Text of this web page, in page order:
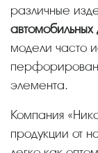
различные
автомобильных
модели часто
элемента.
Компания «НикаСтрой» предлагает большой выбор
продукции от